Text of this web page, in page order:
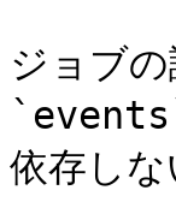
ジョブ
依存しな